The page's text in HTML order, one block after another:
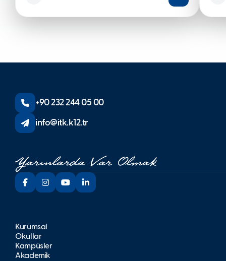
+90 232 244 05 00
info@itk.k12.tr
Kurumsal
Okullar
Kampüsler
Akademik